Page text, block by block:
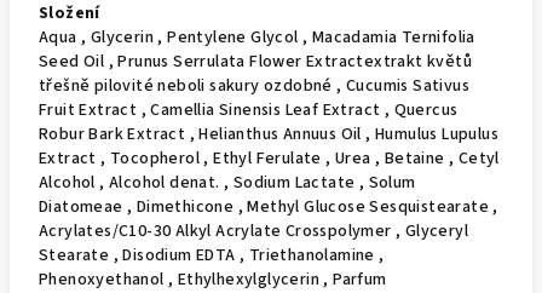
Složení
Aqua , Glycerin , Pentylene Glycol , Macadamia Ternifolia
Seed Oil , Prunus Serrulata Flower Extractextrakt květů
třešně pilovité neboli sakury ozdobné , Cucumis Sativus
Fruit Extract , Camellia Sinensis Leaf Extract , Quercus
Robur Bark Extract , Helianthus Annuus Oil , Humulus Lupulus
Extract , Tocopherol , Ethyl Ferulate , Urea , Betaine , Cetyl
Alcohol , Alcohol denat. , Sodium Lactate , Solum
Diatomeae , Dimethicone , Methyl Glucose Sesquistearate ,
Acrylates/C10-30 Alkyl Acrylate Crosspolymer , Glyceryl
Stearate , Disodium EDTA , Triethanolamine ,
Phenoxyethanol , Ethylhexylglycerin , Parfum